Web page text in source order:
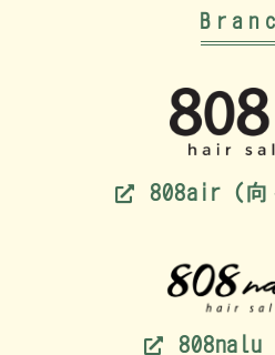
808air（向
808nalu